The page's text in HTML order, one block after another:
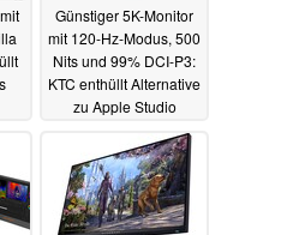
Günstiger 5K-Monitor
mit 120-Hz-Modus, 500
Nits und 99% DCI-P3:
KTC enthüllt Alternative
zu Apple Studio